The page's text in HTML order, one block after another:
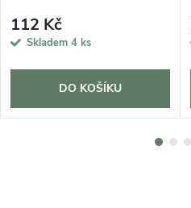
112 Kč
Skladem 4 ks
DO KOŠÍKU